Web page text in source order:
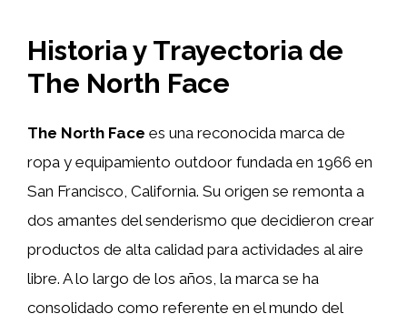
Historia y Trayectoria de
The North Face
The North Face es una reconocida marca de
ropa y equipamiento outdoor fundada en 1966 en
San Francisco, California. Su origen se remonta a
dos amantes del senderismo que decidieron crear
productos de alta calidad para actividades al aire
libre. A lo largo de los años, la marca se ha
consolidado como referente en el mundo del